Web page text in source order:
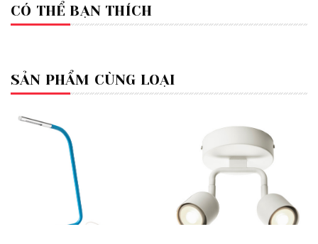
CÓ THỂ BẠN THÍCH
SẢN PHẨM CÙNG LOẠI